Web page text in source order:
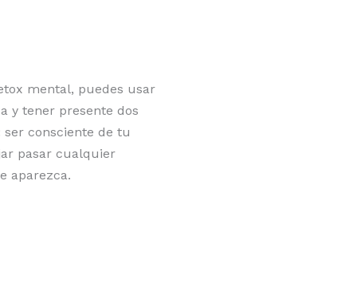
mental, puedes usar
y tener presente dos
consciente de tu
pasar cualquier
aparezca.